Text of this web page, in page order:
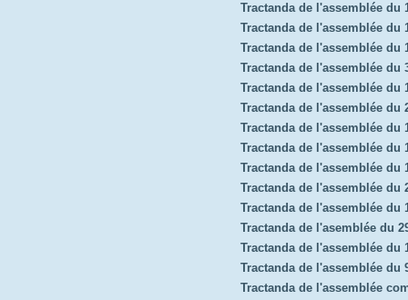
Tractanda de l'assemblée du
Tractanda de l'assemblée du
Tractanda de l'assemblée du
Tractanda de l'assemblée du
Tractanda de l'assemblée du
Tractanda de l'assemblée du
Tractanda de l'assemblée du
Tractanda de l'assemblée du
Tractanda de l'assemblée du
Tractanda de l'assemblée du
Tractanda de l'assemblée du
Tractanda de l'asemblée du
Tractanda de l'assemblée du
Tractanda de l'assemblée du
Tractanda de l'assemblée